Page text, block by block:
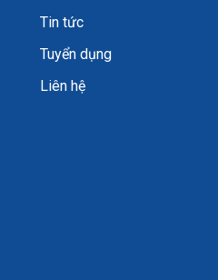
Tin tức
Tuyển dụng
Liên hệ